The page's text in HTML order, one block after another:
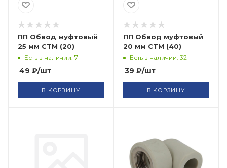
ПП Обвод муфтовый
25 мм СТМ (20)
Есть в наличии: 7
49 ₽/шт
В КОРЗИНУ
ПП Обвод муфтовый
20 мм СТМ (40)
Есть в наличии: 32
39 ₽/шт
В КОРЗИНУ